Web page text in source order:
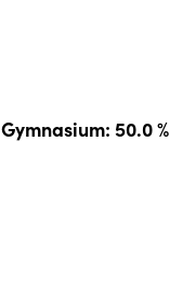
Gymnasium: 50.0 %